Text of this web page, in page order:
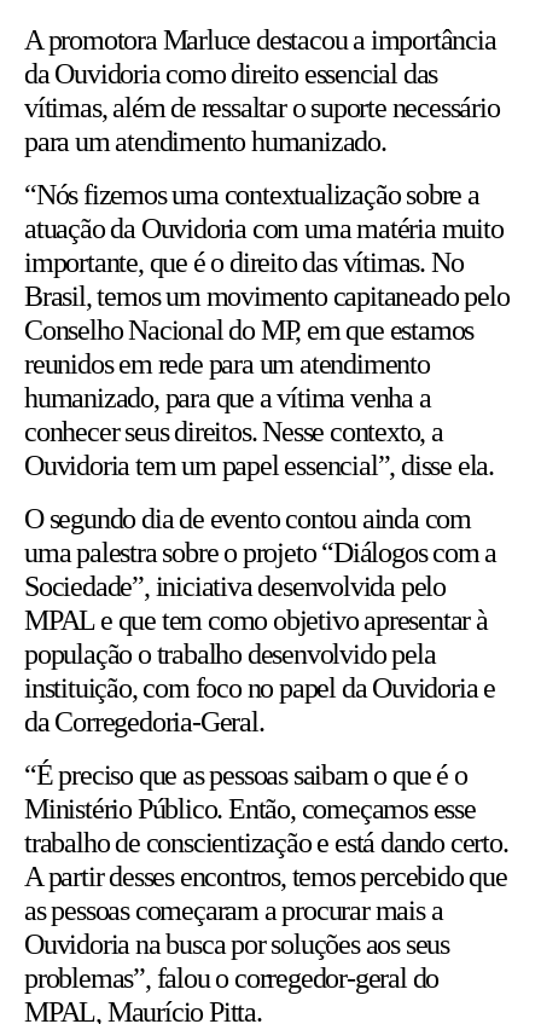
A promotora Marluce destacou a importância
da Ouvidoria como direito essencial das
vítimas, além de ressaltar o suporte necessário
para um atendimento humanizado.
“Nós fizemos uma contextualização sobre a
atuação da Ouvidoria com uma matéria muito
importante, que é o direito das vítimas. No
Brasil, temos um movimento capitaneado pelo
Conselho Nacional do MP, em que estamos
reunidos em rede para um atendimento
humanizado, para que a vítima venha a
conhecer seus direitos. Nesse contexto, a
Ouvidoria tem um papel essencial”, disse ela.
O segundo dia de evento contou ainda com
uma palestra sobre o projeto “Diálogos com a
Sociedade”, iniciativa desenvolvida pelo
MPAL e que tem como objetivo apresentar à
população o trabalho desenvolvido pela
instituição, com foco no papel da Ouvidoria e
da Corregedoria-Geral.
“É preciso que as pessoas saibam o que é o
Ministério Público. Então, começamos esse
trabalho de conscientização e está dando certo.
A partir desses encontros, temos percebido que
as pessoas começaram a procurar mais a
Ouvidoria na busca por soluções aos seus
problemas”, falou o corregedor-geral do
MPAL, Maurício Pitta.